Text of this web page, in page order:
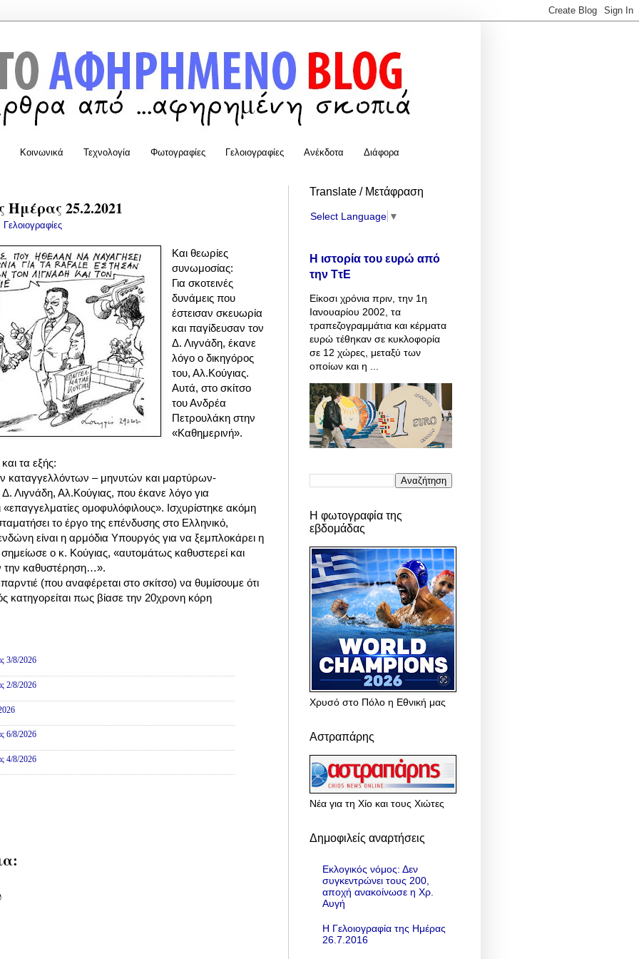
Κοινωνικά Τεχνολογία Φωτογραφίες Γελοιογραφίες Ανέκδοτα Διάφορα
Ημέρας 25.2.2021
Γελοιογραφίες
Και θεωρίες
συνωμοσίας:
Για σκοτεινές
δυνάμεις που
έστεισαν σκευωρία
και παγίδευσαν τον
Δ. Λιγνάδη, έκανε
λόγο ο δικηγόρος
του, Αλ.Κούγιας.
Αυτά, στο σκίτσο
του Ανδρέα
Πετρουλάκη στην
«Καθημερινή».
τα εξής:
καταγγελλόντων – μηνυτών και μαρτύρων-
Λιγνάδη, Αλ.Κούγιας, που έκανε λόγο για
«επαγγελματίες ομοφυλόφιλους». Ισχυρίστηκε ακόμη
το έργο της επένδυσης στο Ελληνικό,
είναι η αρμόδια Yπουργός για να ξεμπλοκάρει η
σημείωσε ο κ. Κούγιας, «αυτομάτως καθυστερεί και
την καθυστέρηση…».
(που αναφέρεται στο σκίτσο) να θυμίσουμε ότι
κατηγορείται πως βίασε την 20χρονη κόρη
3/8/2026
2/8/2026
6/8/2026
4/8/2026
Translate / Μετάφραση
Select Language ▼
Η ιστορία του ευρώ από
την ΤτΕ
Είκοσι χρόνια πριν, την 1η
Ιανουαρίου 2002, τα
τραπεζογραμμάτια και κέρματα
ευρώ τέθηκαν σε κυκλοφορία
σε 12 χώρες, μεταξύ των
οποίων και η ...
Η φωτογραφία της
εβδομάδας
Χρυσό στο Πόλο η Εθνική μας
Αστραπάρης
Νέα για τη Χίο και τους Χιώτες
Δημοφιλείς αναρτήσεις
Εκλογικός νόμος: Δεν
συγκεντρώνει τους 200,
αποχή ανακοίνωσε η Χρ.
Αυγή
Η Γελοιογραφία της Ημέρας
26.7.2016